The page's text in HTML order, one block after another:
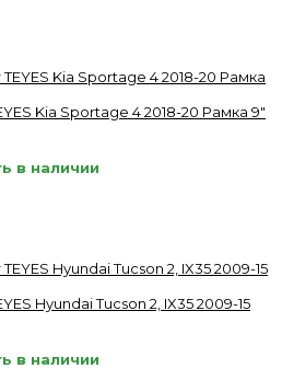
Kia Sportage 4 2018-20 Рамка 9"
в наличии
Hyundai Tucson 2, IX35 2009-15
в наличии